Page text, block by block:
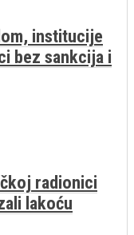
institucije
bez sankcija i
radionici
lakoću